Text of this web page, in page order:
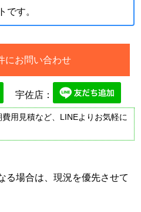
です。
にお問い合わせ
宇佐店：
用見積など、LINEよりお気軽に
場合は、現況を優先させて